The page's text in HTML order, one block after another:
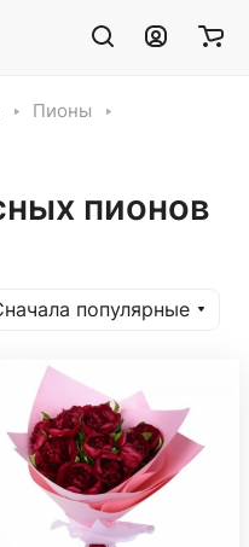
Пионы
пионов
популярные